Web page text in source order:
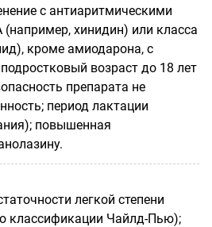
с антиаритмическими
(например, хинидин) или класса
кроме амиодарона, с
возраст до 18 лет
препарата не
период лактации
повышенная
легкой степени
классификации Чайлд-Пью);